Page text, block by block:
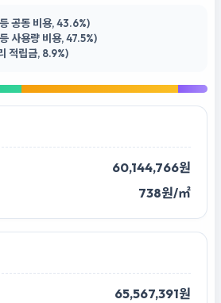
공동 비용, 43.6%)
사용량 비용, 47.5%)
적립금, 8.9%)
60,144,766원
738원/㎡
65,567,391원